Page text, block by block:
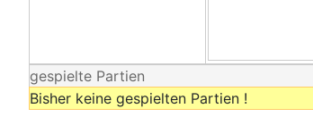
gespielte Partien
Bisher keine gespielten Partien !